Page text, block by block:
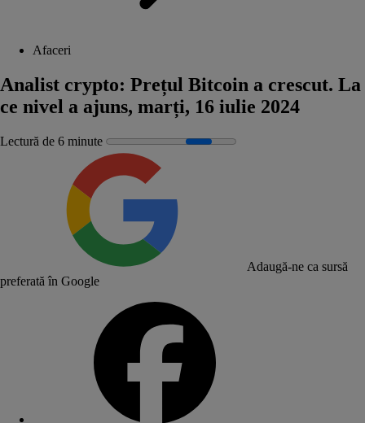
Afaceri
Analist crypto: Prețul Bitcoin a crescut. La
ce nivel a ajuns, marți, 16 iulie 2024
Lectură de 6 minute
Adaugă-ne ca sursă
preferată în Google